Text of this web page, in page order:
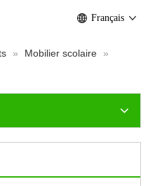
Français
» Mobilier scolaire
»
pour le faire